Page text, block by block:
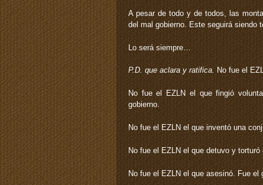
A pesar de todo y de todos, las
del mal gobierno. Este seguirá siendo
Lo será siempre…
P.D. que aclara y ratifica. No fue el
No fue el EZLN el que fingió
gobierno.
No fue el EZLN el que inventó una
No fue el EZLN el que detuvo y torturó
No fue el EZLN el que asesinó. Fue el